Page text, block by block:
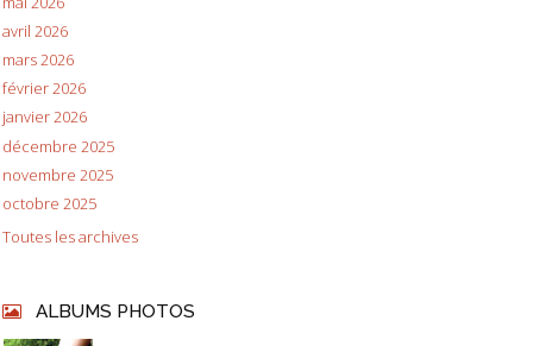
avril 2026
mars 2026
février 2026
janvier 2026
décembre 2025
novembre 2025
octobre 2025
Toutes les archives
ALBUMS PHOTOS